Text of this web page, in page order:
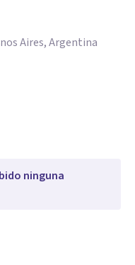
Aires, Argentina
ninguna